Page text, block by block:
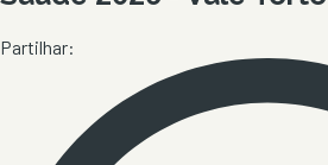
Partilhar: